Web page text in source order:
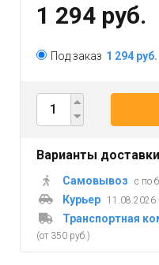
1 294 руб.
Под заказ 1 294 руб.
Варианты
Самовывоз с по
Курьер 11.08.2026
Транспортная
(от 350 руб.)